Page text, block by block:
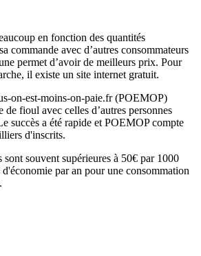
en fonction des quantités
commande avec d’autres consommateurs
permet d’avoir de meilleurs prix. Pour
il existe un site internet gratuit.
on-est-moins-on-paie.fr (POEMOP)
de fioul avec celles d’autres personnes
succès a été rapide et POEMOP compte
d'inscrits.
sont souvent supérieures à 50€ par 1000
par an pour une consommation